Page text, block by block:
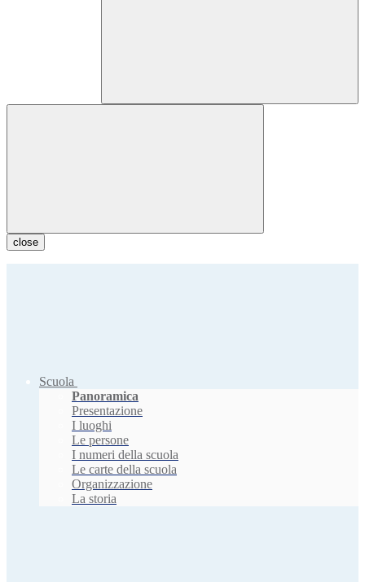
close
Scuola
Panoramica
Presentazione
I luoghi
Le persone
I numeri della scuola
Le carte della scuola
Organizzazione
La storia